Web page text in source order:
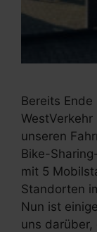
Bereits
unseren
Bike-
mit 5
Standorten
Nun ist
uns